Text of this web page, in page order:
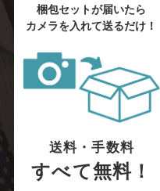
梱包セットが届いたら
カメラを入れて送るだけ！
送料・手数料
すべて無料！